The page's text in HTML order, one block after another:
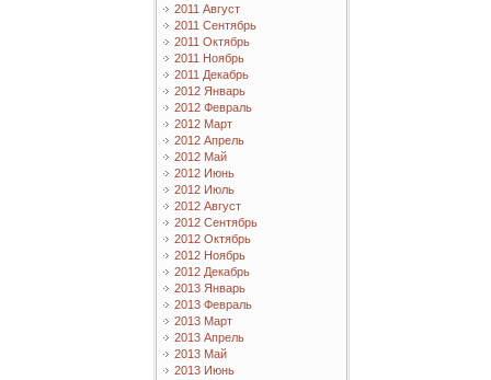
2011 Август
2011 Сентябрь
2011 Октябрь
2011 Ноябрь
2011 Декабрь
2012 Январь
2012 Февраль
2012 Март
2012 Апрель
2012 Май
2012 Июнь
2012 Июль
2012 Август
2012 Сентябрь
2012 Октябрь
2012 Ноябрь
2012 Декабрь
2013 Январь
2013 Февраль
2013 Март
2013 Апрель
2013 Май
2013 Июнь